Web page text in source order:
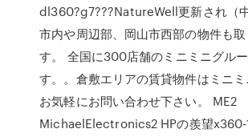
dl360?g7???NatureWell更新され（
市内や周辺部、岡山市西部の物件も取
す。 全国に300店舗のミニミニグル
す。。倉敷エリアの賃貸物件はミニミ
お気軽にお問い合わせ下さい。 ME2
MichaelElectronics2 HPの羨望x360-